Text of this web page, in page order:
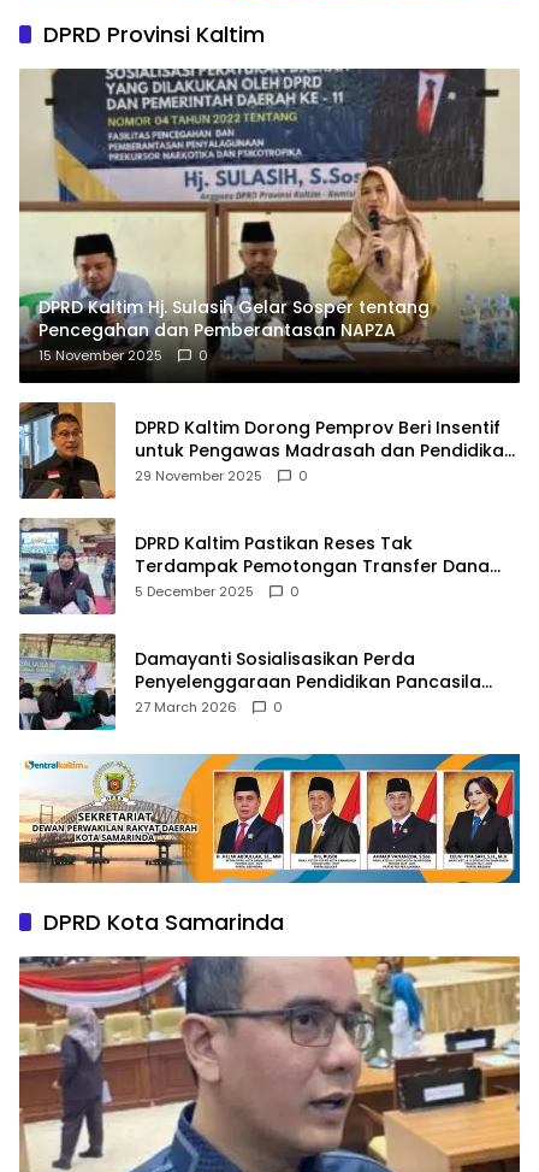
DPRD Provinsi Kaltim
DPRD Kaltim Hj. Sulasih Gelar Sosper tentang
Pencegahan dan Pemberantasan NAPZA
15 November 2025 0
DPRD Kaltim Dorong Pemprov Beri Insentif
untuk Pengawas Madrasah dan Pendidikan
Agama
29 November 2025 0
DPRD Kaltim Pastikan Reses Tak
Terdampak Pemotongan Transfer Dana
Pusat
5 December 2025 0
Damayanti Sosialisasikan Perda
Penyelenggaraan Pendidikan Pancasila
dan Wawasan Kebangsaan
27 March 2026 0
DPRD Kota Samarinda